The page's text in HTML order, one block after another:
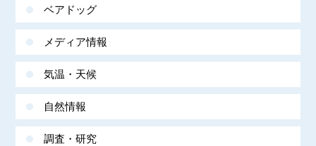
ベアドッグ
メディア情報
気温・天候
自然情報
調査・研究